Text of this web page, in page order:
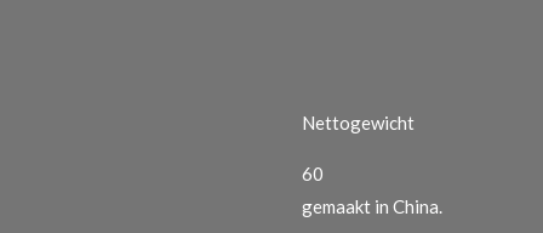
Nettogewicht
60
gemaakt in China.